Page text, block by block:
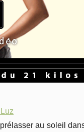
au soleil